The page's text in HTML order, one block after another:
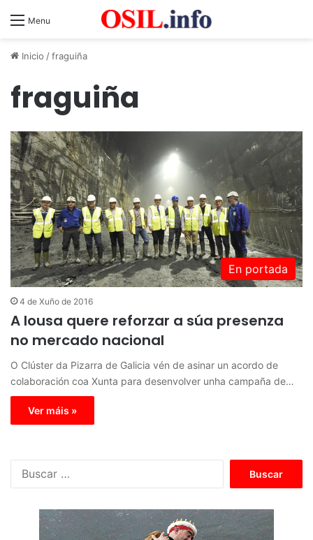
Menu
Inicio /fraguiña
fraguiña
En portada
4 de Xuño de 2016
A lousa quere reforzar a súa presenza
no mercado nacional
O Clúster da Pizarra de Galicia vén de asinar un acordo de
colaboración coa Xunta para desenvolver unha campaña de…
Ver máis »
c
a